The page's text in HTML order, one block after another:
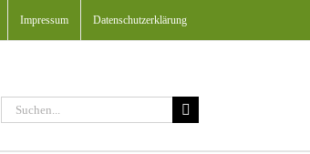
Impressum Datenschutzerklärung
Suche
nach: